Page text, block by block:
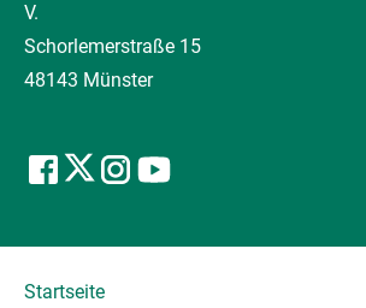
V.
Schorlemerstraße 15
48143 Münster
Startseite